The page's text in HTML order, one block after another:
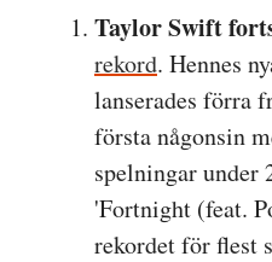
Taylor Swift
rekord. Hennes
lanserades förra
första någonsin
spelningar under
'Fortnight (feat.
rekordet för flest